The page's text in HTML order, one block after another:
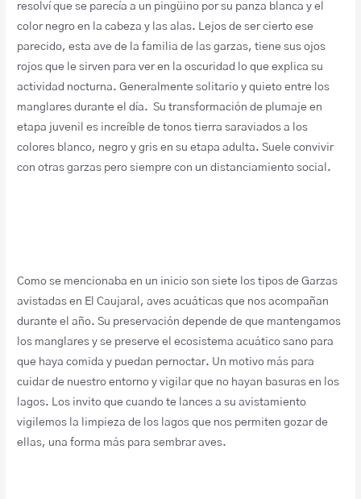
resolví que se parecía a un pingüino por su panza blanca y el
color negro en la cabeza y las alas. Lejos de ser cierto ese
parecido, esta ave de la familia de las garzas, tiene sus ojos
rojos que le sirven para ver en la oscuridad lo que explica su
actividad nocturna. Generalmente solitario y quieto entre los
manglares durante el día. Su transformación de plumaje en
etapa juvenil es increíble de tonos tierra saraviados a los
colores blanco, negro y gris en su etapa adulta. Suele convivir
con otras garzas pero siempre con un distanciamiento social.
Como se mencionaba en un inicio son siete los tipos de Garzas
avistadas en El Caujaral, aves acuáticas que nos acompañan
durante el año. Su preservación depende de que mantengamos
los manglares y se preserve el ecosistema acuático sano para
que haya comida y puedan pernoctar. Un motivo más para
cuidar de nuestro entorno y vigilar que no hayan basuras en los
lagos. Los invito que cuando te lances a su avistamiento
vigilemos la limpieza de los lagos que nos permiten gozar de
ellas, una forma más para sembrar aves.